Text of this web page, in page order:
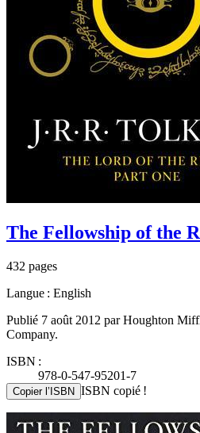
The Fellowship of the
432 pages
Langue : English
Publié 7 août 2012 par Houghton
Company.
ISBN :
978-0-547-95201-7
Copier l’ISBN ISBN copié !